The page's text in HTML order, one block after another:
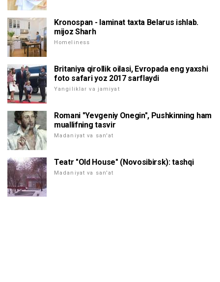
Kronospan - laminat taxta Belarus ishlab.
mijoz Sharh
Homeliness
Britaniya qirollik oilasi, Evropada eng yaxshi
foto safari yoz 2017 sarflaydi
Yangiliklar va jamiyat
Romani "Yevgeniy Onegin", Pushkinning ham
muallifning tasvir
Madaniyat va san'at
Teatr "Old House" (Novosibirsk): tashqi
Madaniyat va san'at